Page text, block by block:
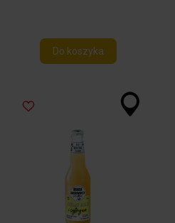
Do koszyka